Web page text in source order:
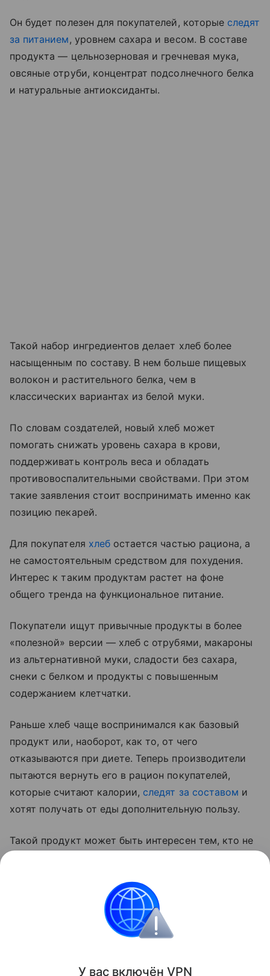
Он будет полезен для покупателей, которые следят
за питанием, уровнем сахара и весом. В составе
продукта — цельнозерновая и гречневая мука,
овсяные отруби, концентрат подсолнечного белка
и натуральные антиоксиданты.
Такой набор ингредиентов делает хлеб более
насыщенным по составу. В нем больше пищевых
волокон и растительного белка, чем в
классических вариантах из белой муки.
По словам создателей, новый хлеб может
помогать снижать уровень сахара в крови,
поддерживать контроль веса и обладать
противовоспалительными свойствами. При этом
такие заявления стоит воспринимать именно как
позицию пекарей.
Для покупателя хлебостается частью рациона, а
не самостоятельным средством для похудения.
Интерес к таким продуктам растет на фоне
общего тренда на функциональное питание.
Покупатели ищут привычные продукты в более
«полезной» версии — хлеб с отрубями, макароны
из альтернативной муки, сладости без сахара,
снеки с белком и продукты с повышенным
содержанием клетчатки.
Раньше хлеб чаще воспринимался как базовый
продукт или, наоборот, как то, от чего
отказываются при диете. Теперь производители
пытаются вернуть его в рацион покупателей,
которые считают калории, следят за составом и
хотят получать от еды дополнительную пользу.
Такой продукт может быть интересен тем, кто не
сытный вариант с цельнозерновой мукой,
отрубями и растительным белком.
У вас включён VPN